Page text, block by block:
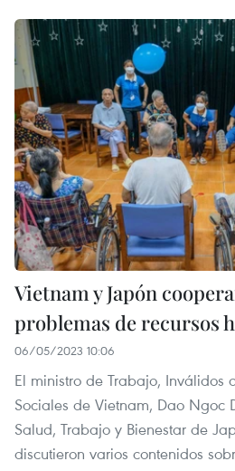
Vietnam y Japón
problemas de recursos
06/05/2023 10:06
El ministro de Trabajo, Inválidos
Sociales de Vietnam, Dao Ngoc
Salud, Trabajo y Bienestar de
discutieron varios contenidos